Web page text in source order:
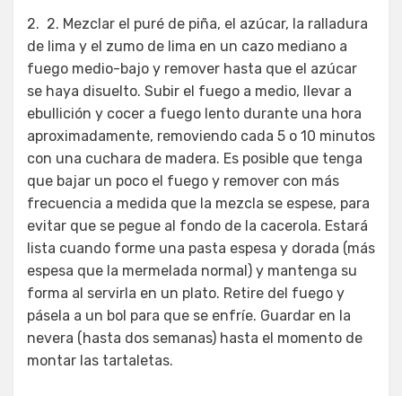
2. 2. Mezclar el puré de piña, el azúcar, la ralladura
de lima y el zumo de lima en un cazo mediano a
fuego medio-bajo y remover hasta que el azúcar
se haya disuelto. Subir el fuego a medio, llevar a
ebullición y cocer a fuego lento durante una hora
aproximadamente, removiendo cada 5 o 10 minutos
con una cuchara de madera. Es posible que tenga
que bajar un poco el fuego y remover con más
frecuencia a medida que la mezcla se espese, para
evitar que se pegue al fondo de la cacerola. Estará
lista cuando forme una pasta espesa y dorada (más
espesa que la mermelada normal) y mantenga su
forma al servirla en un plato. Retire del fuego y
pásela a un bol para que se enfríe. Guardar en la
nevera (hasta dos semanas) hasta el momento de
montar las tartaletas.